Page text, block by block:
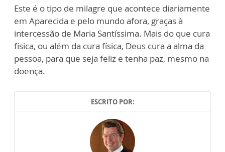
Este é o tipo de milagre que acontece diariamente
em Aparecida e pelo mundo afora, graças à
intercessão de Maria Santíssima. Mais do que cura
física, ou além da cura física, Deus cura a alma da
pessoa, para que seja feliz e tenha paz, mesmo na
doença.
ESCRITO POR: